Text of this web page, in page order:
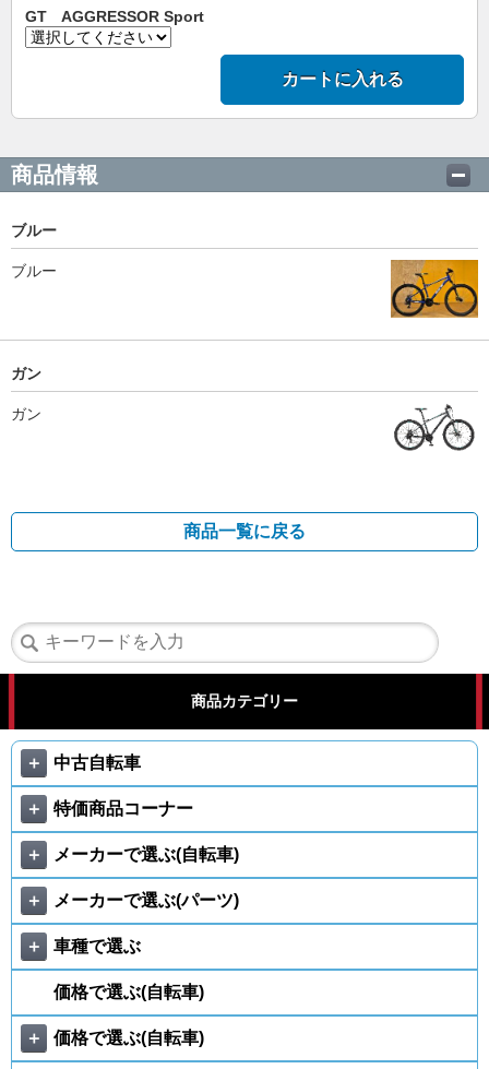
GT AGGRESSOR Sport
カートに入れる
商品情報
ブルー
ブルー
ガン
ガン
商品一覧に戻る
商品カテゴリー
＋ 中古自転車
＋ 特価商品コーナー
＋ メーカーで選ぶ(自転車)
＋ メーカーで選ぶ(パーツ)
＋ 車種で選ぶ
価格で選ぶ(自転車)
＋ 価格で選ぶ(自転車)